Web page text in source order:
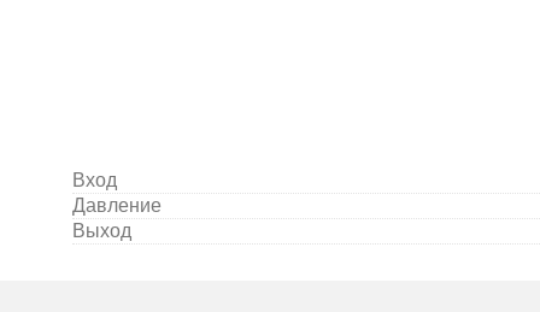
Вход
Давление
Выход